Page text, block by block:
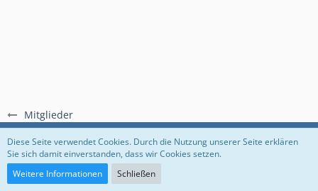
Mitglieder
Regeln Datenschutzerklärung Impressum
Community-Software:
Diese Seite verwendet Cookies. Durch die Nutzung unserer Seite erklären
Sie sich damit einverstanden, dass wir Cookies setzen.
Weitere Informationen
Schließen